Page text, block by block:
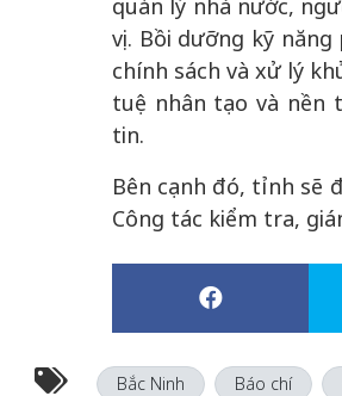
quản lý nhà nước,
vị. Bồi dưỡng kỹ
chính sách và xử lý
tuệ nhân tạo và nền
tin.
Bên cạnh đó, tỉnh sẽ
Công tác kiểm tra,
Bắc Ninh Báo chí